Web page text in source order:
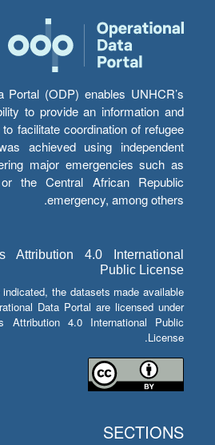
Portal (ODP) enables UNHCR’s
to provide an information and
facilitate coordination of refugee
achieved using independent
major emergencies such as
the Central African Republic
emergency, among others.
Attribution 4.0 International
Public License
the datasets made available
Data Portal are licensed under
Attribution 4.0 International Public
License.
SECTIONS